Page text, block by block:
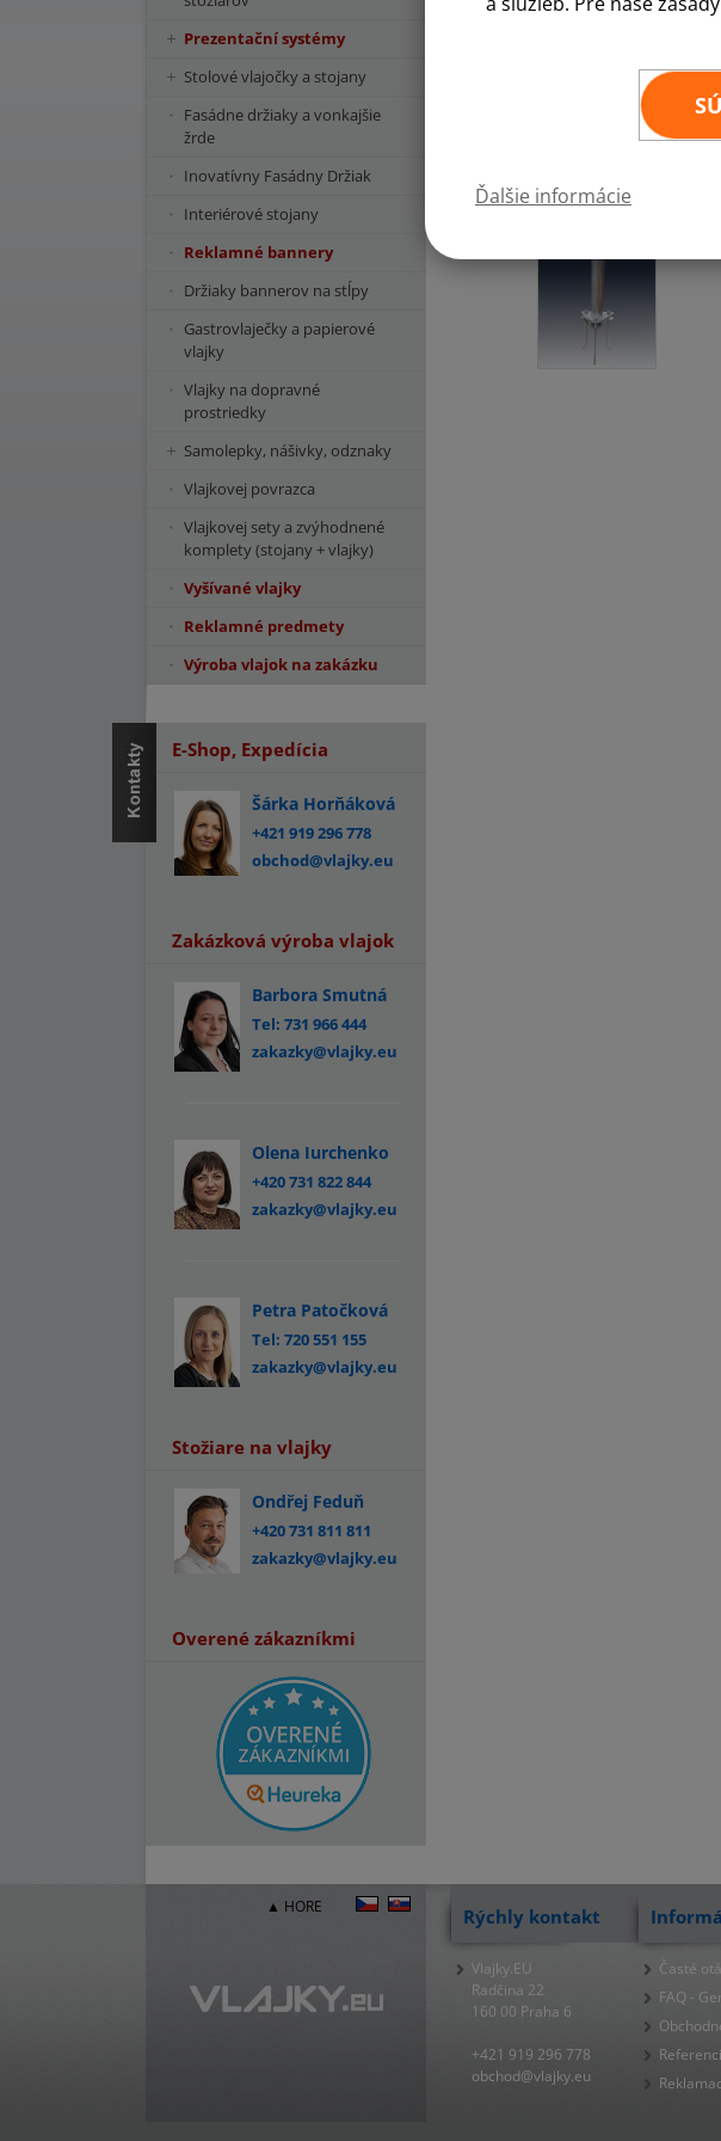
Ďalšie informácie
Prezentační systémy
Stolové vlajočky a stojany
Fasádne držiaky a vonkajšie
žrde
Inovatívny Fasádny Držiak
Interiérové stojany
Reklamné bannery
Držiaky bannerov na stĺpy
Gastrovlaječky a papierové
vlajky
Vlajky na dopravné
prostriedky
Samolepky, nášivky, odznaky
Vlajkovej povrazca
Vlajkovej sety a zvýhodnené
komplety (stojany + vlajky)
Vyšívané vlajky
Reklamné predmety
Výroba vlajok na zakázku
E-Shop, Expedícia
Šárka Horňáková
+421 919 296 778
obchod@vlajky.eu
Zakázková výroba vlajok
Barbora Smutná
Tel: 731 966 444
zakazky@vlajky.eu
Olena Iurchenko
+420 731 822 844
zakazky@vlajky.eu
Petra Patočková
Tel: 720 551 155
zakazky@vlajky.eu
Stožiare na vlajky
Ondřej Feduň
+420 731 811 811
zakazky@vlajky.eu
Overené zákazníkmi
▲ HORE Rýchly kontakt
Vlajky.EU
Radčina 22
160 00 Praha 6
+421 919 296 778
obchod@vlajky.eu
Časté
FAQ -